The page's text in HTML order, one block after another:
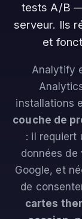
tests A/B
serveur. Ils
et
Analytify
installations
couche de
: il requiert
données de
Google, et
de
cartes